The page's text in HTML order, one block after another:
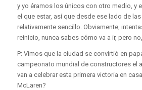
y yo éramos los únicos con otro medio, y
el que estar, así que desde ese lado de
relativamente sencillo. Obviamente,
reinicio, nunca sabes cómo va a ir, pero
P: Vimos que la ciudad se convirtió en
campeonato mundial de constructores el
van a celebrar esta primera victoria en
McLaren?